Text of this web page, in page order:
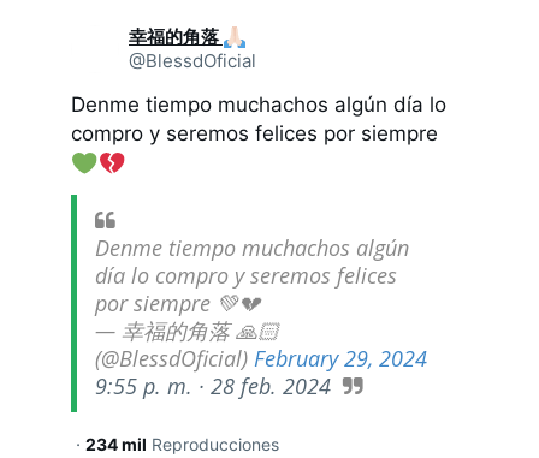
幸福的角落
@BlessdOficial
Denme tiempo muchachos algún día lo
compro y seremos felices por siempre
Denme tiempo muchachos algún
día lo compro y seremos felices
por siempre 💚💔
— 幸福的角落 🙏🏻
(@BlessdOficial) February 29, 2024
9:55 p. m. · 28 feb. 2024
· 234 mil Reproducciones